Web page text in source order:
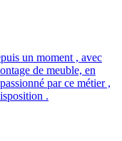
un moment , avec
de meuble, en
par ce métier ,
.